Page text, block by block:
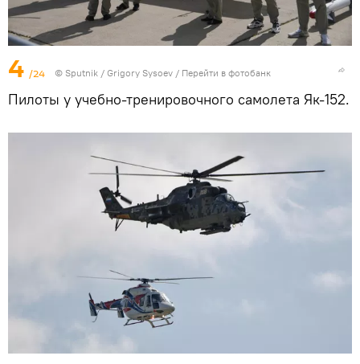
4 /24 © Sputnik / Grigory Sysoev / Перейти в фотобанк
Пилоты у учебно-тренировочного самолета Як-152.